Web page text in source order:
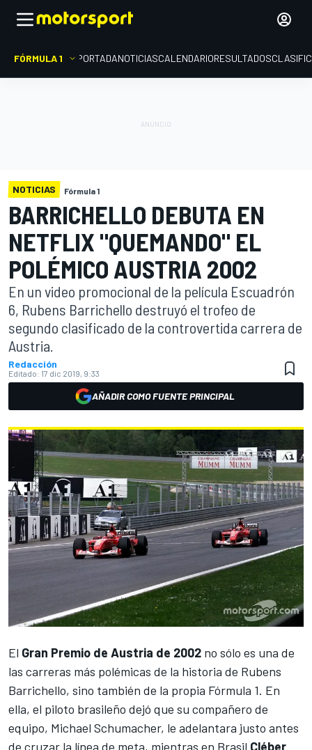
FÓRMULA 1 PORTADANOTICIASCALENDARIORESULTADOS
NOTICIAS Fórmula 1
BARRICHELLO DEBUTA EN
NETFLIX "QUEMANDO" EL
POLÉMICO AUSTRIA 2002
En un video promocional de la película Escuadrón
6, Rubens Barrichello destruyó el trofeo de
segundo clasificado de la controvertida carrera de
Austria.
Redacción
Editado: 17 dic 2019, 9:33
AÑADIR COMO FUENTE PRINCIPAL
El Gran Premio de Austria de 2002 no sólo es una de
las carreras más polémicas de la historia de Rubens
Barrichello, sino también de la propia Fórmula 1. En
ella, el piloto brasileño dejó que su compañero de
equipo, Michael Schumacher, le adelantara justo antes
de cruzar la línea de meta, mientras en Brasil Cléber